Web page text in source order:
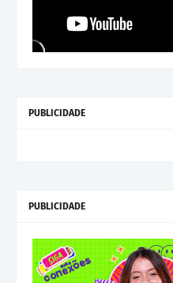
PUBLICIDADE
PUBLICIDADE